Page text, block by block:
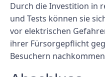
Durch die Investition in
und Tests können sie
vor elektrischen
ihrer Fürsorgepflicht
Besuchern